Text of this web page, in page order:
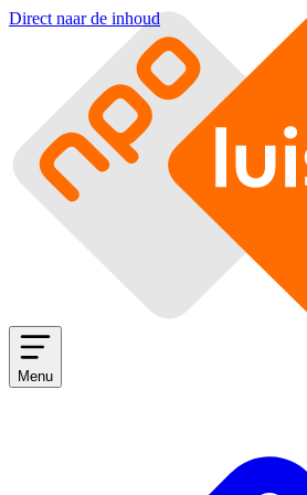
Direct naar de inhoud
Menu